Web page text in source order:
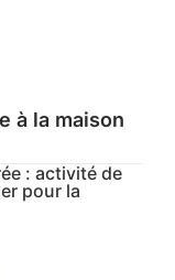
à la maison
: activité de
pour la